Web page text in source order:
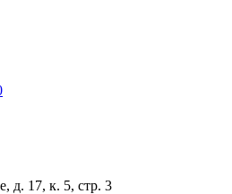
д. 17, к. 5, стр. 3